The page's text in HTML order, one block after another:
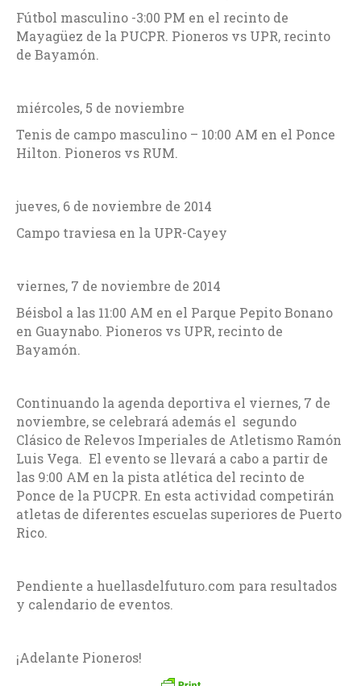
Fútbol masculino -3:00 PM en el recinto de
Mayagüez de la PUCPR. Pioneros vs UPR, recinto
de Bayamón.
miércoles, 5 de noviembre
Tenis de campo masculino – 10:00 AM en el Ponce
Hilton. Pioneros vs RUM.
jueves, 6 de noviembre de 2014
Campo traviesa en la UPR-Cayey
viernes, 7 de noviembre de 2014
Béisbol a las 11:00 AM en el Parque Pepito Bonano
en Guaynabo. Pioneros vs UPR, recinto de
Bayamón.
Continuando la agenda deportiva el viernes, 7 de
noviembre, se celebrará además el segundo
Clásico de Relevos Imperiales de Atletismo Ramón
Luis Vega. El evento se llevará a cabo a partir de
las 9:00 AM en la pista atlética del recinto de
Ponce de la PUCPR. En esta actividad competirán
atletas de diferentes escuelas superiores de Puerto
Rico.
Pendiente a huellasdelfuturo.com para resultados
y calendario de eventos.
¡Adelante Pioneros!